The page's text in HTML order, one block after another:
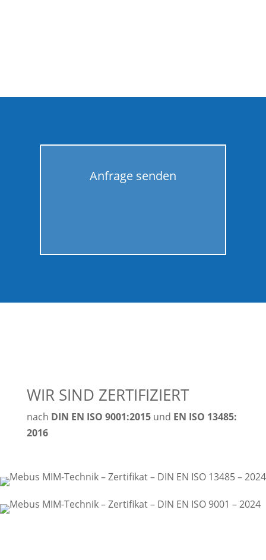
Anfrage senden
WIR SIND ZERTIFIZIERT
nach DIN EN ISO 9001:2015und EN ISO 13485:
2016